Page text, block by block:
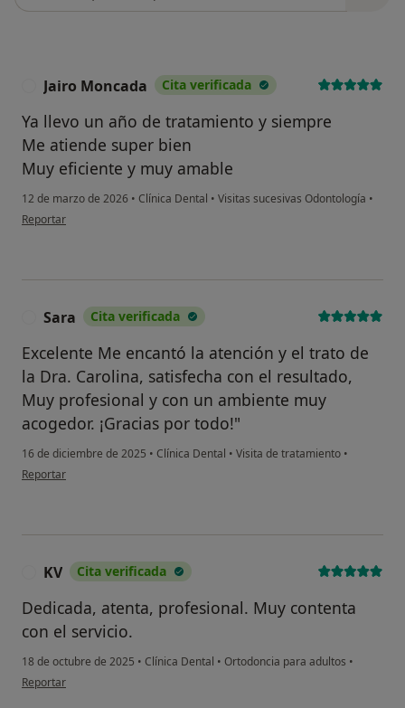
Jairo Moncada Cita verificada
Ya llevo un año de tratamiento y siempre
Me atiende super bien
Muy eficiente y muy amable
12 de marzo de 2026 • Clínica Dental • Visitas sucesivas Odontología •
en opinión del usuario Jairo Moncada
Reportar
Sara Cita verificada
Excelente Me encantó la atención y el trato de
la Dra. Carolina, satisfecha con el resultado,
Muy profesional y con un ambiente muy
acogedor. ¡Gracias por todo!"
16 de diciembre de 2025 • Clínica Dental • Visita de tratamiento •
en opinión del usuario Sara
Reportar
KV Cita verificada
Dedicada, atenta, profesional. Muy contenta
con el servicio.
18 de octubre de 2025 • Clínica Dental • Ortodoncia para adultos •
en opinión del usuario KV
Reportar